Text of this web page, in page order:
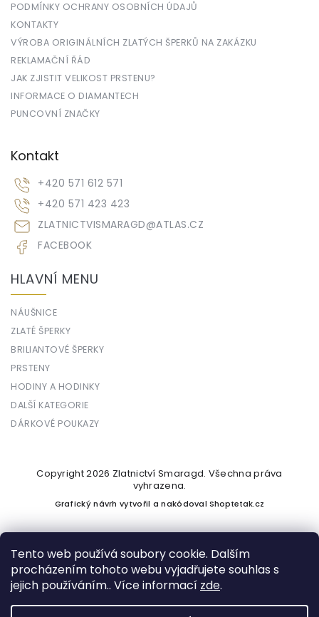
Tento web používá soubory cookie. Dalším
procházením tohoto webu vyjadřujete souhlas s
jejich používáním.. Více informací zde.
PODMÍNKY OCHRANY OSOBNÍCH ÚDAJŮ
KONTAKTY
VÝROBA ORIGINÁLNÍCH ZLATÝCH ŠPERKŮ NA ZAKÁZKU
REKLAMAČNÍ ŘÁD
JAK ZJISTIT VELIKOST PRSTENU?
INFORMACE O DIAMANTECH
PUNCOVNÍ ZNAČKY
Kontakt
ZLATNICTVISMARAGD@ATLAS.CZ
+420 571 612 571
+420 571 423 423
FACEBOOK
HLAVNÍ MENU
NÁUŠNICE
ZLATÉ ŠPERKY
BRILIANTOVÉ ŠPERKY
PRSTENY
HODINY A HODINKY
DALŠÍ KATEGORIE
DÁRKOVÉ POUKAZY
Vytvořil Shoptet
Copyright 2026 Zlatnictví Smaragd. Všechna práva
vyhrazena.
Grafický návrh vytvořil a nakódovalShoptetak.cz